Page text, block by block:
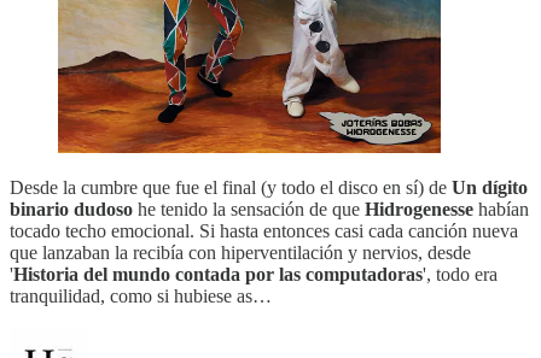
Desde la cumbre que fue el final (y todo el disco en sí) de Un dígito
binario dudoso he tenido la sensación de que Hidrogenesse habían
tocado techo emocional. Si hasta entonces casi cada canción nueva
que lanzaban la recibía con hiperventilación y nervios, desde
'Historia del mundo contada por las computadoras', todo era
tranquilidad, como si hubiese as…